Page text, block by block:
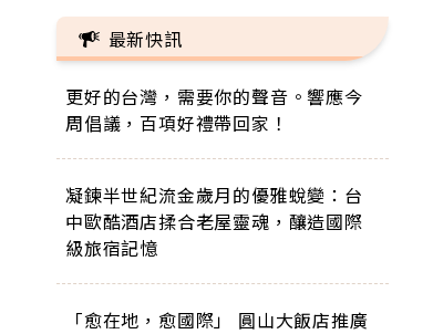
最新快訊
更好的台灣，需要你的聲音。響應今
周倡議，百項好禮帶回家！
凝鍊半世紀流金歲月的優雅蛻變：台
中歐酷酒店揉合老屋靈魂，釀造國際
級旅宿記憶
「愈在地，愈國際」 圓山大飯店推廣